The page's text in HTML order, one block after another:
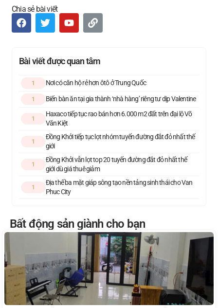
Chia sẻ bài viết
Bài viết được quan tâm
1 Nơi có căn hộ rẻ hơn ôtô ở Trung Quốc
1 Biến bàn ăn tại gia thành ‘nhà hàng’ riêng tư dịp Valentine
1
Haxaco tiếp tục rao bán hơn 6.000 m2 đất trên đại lộ Võ
Văn Kiệt
1
Đồng Khởi tiếp tục lọt nhóm tuyến đường đắt đỏ nhất thế
giới
1
Đồng Khởi vẫn lọt top 20 tuyến đường đắt đỏ nhất thế
giới dù giá thuê giảm
1
Địa thế ba mặt giáp sông tạo nền tảng sinh thái cho Van
Phuc City
Bất động sản giành cho bạn